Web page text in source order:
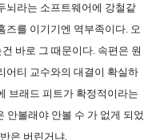
뇌라는 소프트웨어에 강철같
즈를 이기기엔 역부족이다. 오
바로 그 때문이다. 속편은 원
어티 교수와의 대결이 확실하
브래드 피트가 확정적이라는
안볼래야 안볼 수 가 없게 되었
은 버린거냐.